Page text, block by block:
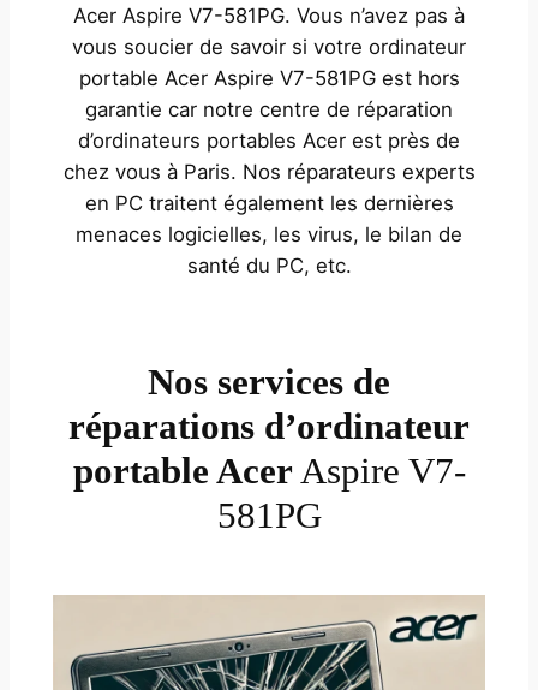
Acer Aspire V7-581PG. Vous n’avez pas à
vous soucier de savoir si votre ordinateur
portable Acer Aspire V7-581PG est hors
garantie car notre centre de réparation
d’ordinateurs portables Acer est près de
chez vous à Paris. Nos réparateurs experts
en PC traitent également les dernières
menaces logicielles, les virus, le bilan de
santé du PC, etc.
Nos services de
réparations d’ordinateur
portable Acer Aspire V7-
581PG